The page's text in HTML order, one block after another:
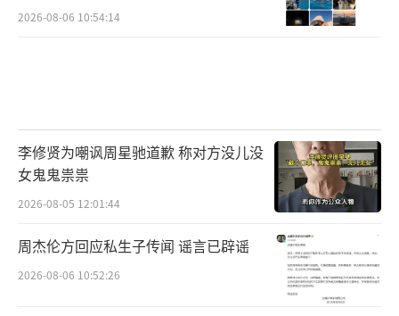
2026-08-06 10:54:14
李修贤为嘲讽周星驰道歉 称对方没儿没
女鬼鬼祟祟
2026-08-05 12:01:44
周杰伦方回应私生子传闻 谣言已辟谣
2026-08-06 10:52:26